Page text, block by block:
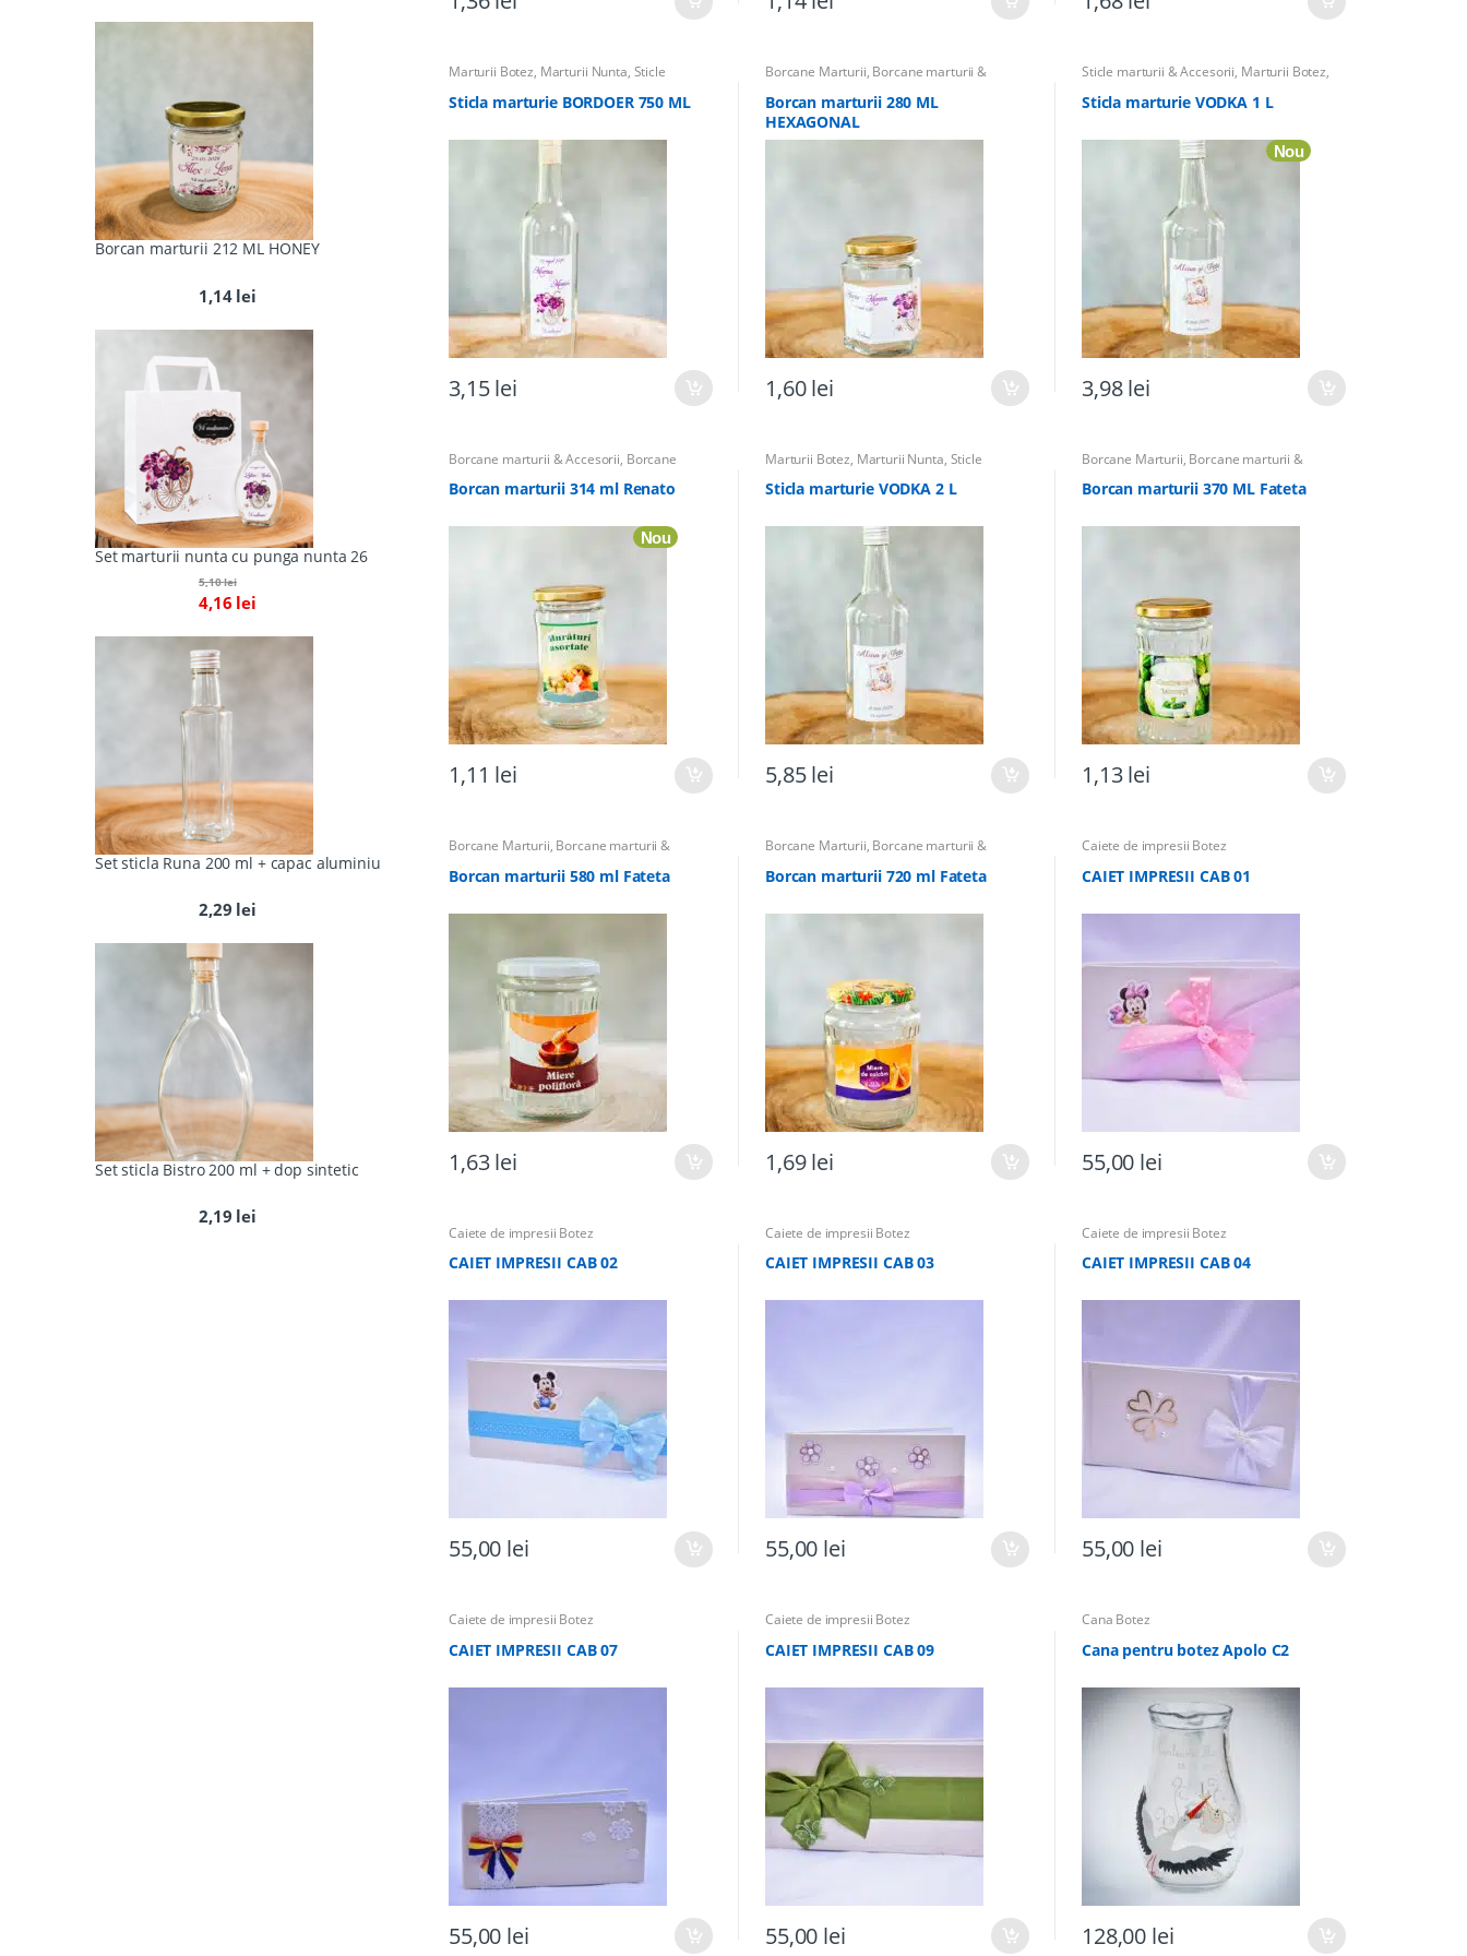
Marturii Botez, Marturii Nunta, Sticle
Sticle marturii & Accesorii
pentru Botez
Sticla marturie BORDOER 750 ML
3,15lei
Borcane Marturii, Borcane marturii &
Marturii Botez
Totul pentru Botez
Borcan marturii 280 ML
HEXAGONAL
1,60lei
Sticle marturii & Accesorii, Marturii Botez,
Sticle Marturii Totul pentru
Botez
Sticla marturie VODKA 1 L
Nou
3,98lei
Borcane marturii & Accesorii, Borcane
Marturii Nunta
Totul pentru Botez
Borcan marturii 314 ml Renato
Nou
1,11 lei
Marturii Botez, Marturii Nunta, Sticle
Sticle marturii & Accesorii
pentru Botez
Sticla marturie VODKA 2 L
5,85lei
Borcane Marturii, Borcane marturii &
Marturii Botez
Totul pentru Botez
Borcan marturii 370 ML Fateta
1,13lei
Borcane Marturii, Borcane marturii &
Marturii Botez
Totul pentru Botez
Borcan marturii 580 ml Fateta
1,63lei
Borcane Marturii, Borcane marturii &
Marturii Botez
Totul pentru Botez
Borcan marturii 720 ml Fateta
1,69lei
Caiete de impresii Botez
CAIET IMPRESII CAB 01
55,00 lei
Caiete de impresii Botez
CAIET IMPRESII CAB 02
55,00 lei
Caiete de impresii Botez
CAIET IMPRESII CAB 03
55,00 lei
Caiete de impresii Botez
CAIET IMPRESII CAB 04
55,00 lei
Caiete de impresii Botez
CAIET IMPRESII CAB 07
55,00 lei
Caiete de impresii Botez
CAIET IMPRESII CAB 09
55,00 lei
Cana Botez
Cana pentru botez Apolo C2
128,00 lei
Borcan marturii 212 ML HONEY
1,14 lei
Set marturii nunta cu punga nunta 26
4,16 lei
5,10lei
Set sticla Runa 200 ml + capac aluminiu
2,29 lei
Set sticla Bistro 200 ml + dop sintetic
2,19 lei